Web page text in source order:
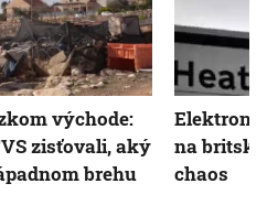
východe:
zisťovali, aký
brehu
na
chaos